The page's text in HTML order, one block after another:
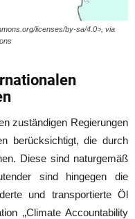
licenses/by-sa/4.0>, via
zuständigen Regierungen
berücksichtigt, die durch
Diese sind naturgemäß
sind hingegen die
und transportierte Öl
„Climate Accountability